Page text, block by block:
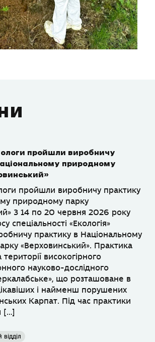
пройшли виробничу
природному
пройшли виробничу практику
природному парку
З 14 по 20 червня 2026 року
спеціальності «Екологія»
практику в Національному
«Верховинський». Практика
території високогірного
науково-дослідного
що розташоване в
і найменш порушених
Карпат. Під час практики
[…]